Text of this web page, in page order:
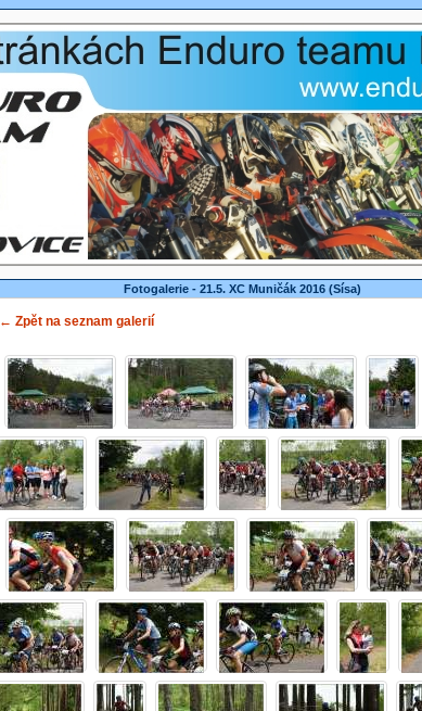
Fotogalerie - 21.5. XC Muničák 2016 (Sísa)
← Zpět na seznam galerií